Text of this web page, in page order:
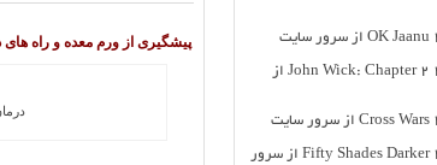
پیشگیری از ورم معده و راه های
دانلود مستقیم فیلم خارجی John Wick: Chapter 2 2017 از
دانلود مستقیم فیلم خارجی Fifty Shades Darker 2017 از سرور